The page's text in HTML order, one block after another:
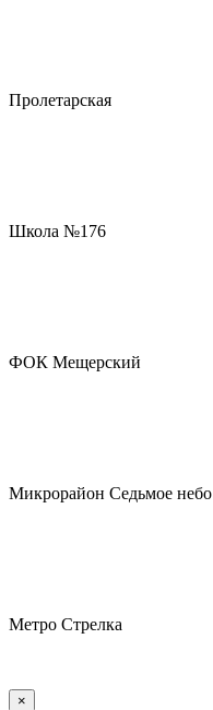
Пролетарская
Школа №176
ФОК Мещерский
Микрорайон Седьмое небо
Метро Стрелка
×